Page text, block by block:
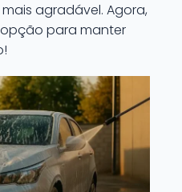
agradável. Agora,
para manter